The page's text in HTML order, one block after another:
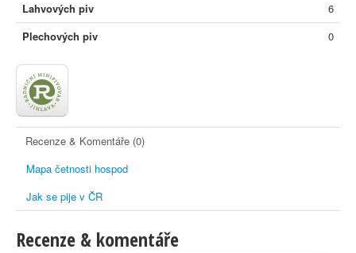
Lahvových piv
6
Plechových piv
0
Recenze & Komentáře (0)
Mapa četnosti hospod
Jak se pije v ČR
Recenze & komentáře